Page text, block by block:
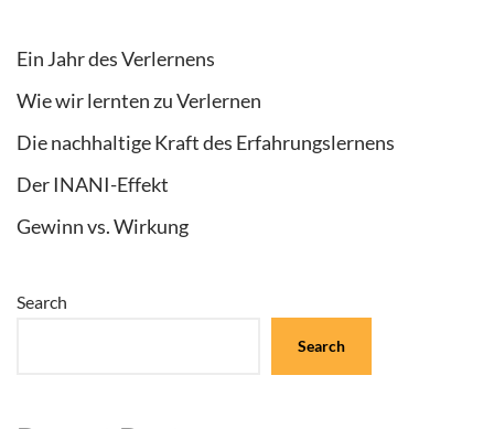
Ein Jahr des Verlernens
Wie wir lernten zu Verlernen
Die nachhaltige Kraft des Erfahrungslernens
Der INANI-Effekt
Gewinn vs. Wirkung
Search
Search